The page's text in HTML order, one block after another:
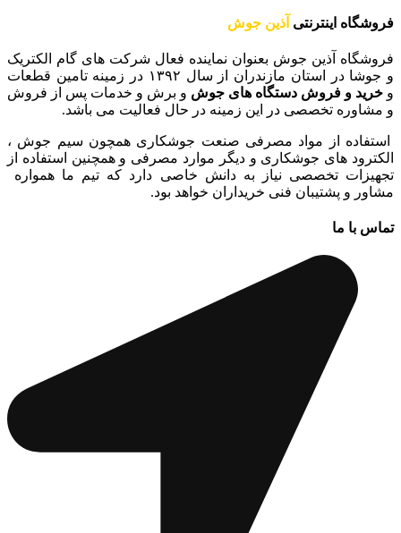
فروشگاه اینترنتی آذین جوش
فروشگاه آذین جوش بعنوان نماینده فعال شرکت های گام الکتریک
و جوشا در استان مازندران از سال ۱۳۹۲ در زمینه تامین قطعات
و خرید و فروش دستگاه های جوش و برش و خدمات پس از فروش
و مشاوره تخصصی در این زمینه در حال فعالیت می باشد.
استفاده از مواد مصرفی صنعت جوشکاری همچون سیم جوش ،
الکترود های جوشکاری و دیگر موارد مصرفی و همچنین استفاده از
تجهیزات تخصصی نیاز به دانش خاصی دارد که تیم ما همواره
مشاور و پشتیبان فنی خریداران خواهد بود.
تماس با ما